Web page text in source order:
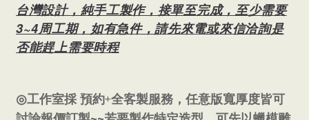
台灣設計，純手工製作，接單至完成，至少需要
3~4周工期，如有急件，請先來電或來信洽詢是
否能趕上需要時程
◎工作室採 預約+全客製服務，任意版寬厚度皆可